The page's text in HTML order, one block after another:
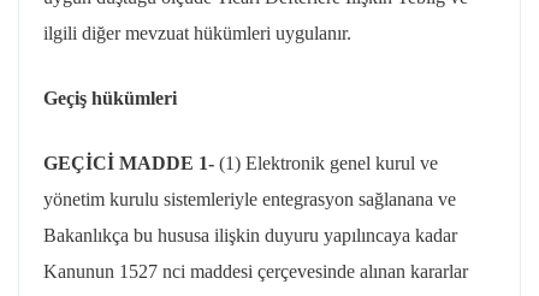
ilgili diğer mevzuat hükümleri uygulanır.
Geçiş hükümleri
GEÇİCİ MADDE 1- (1) Elektronik genel kurul ve
yönetim kurulu sistemleriyle entegrasyon sağlanana ve
Bakanlıkça bu hususa ilişkin duyuru yapılıncaya kadar
Kanunun 1527 nci maddesi çerçevesinde alınan kararlar